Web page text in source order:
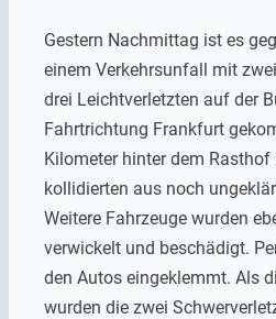
Gestern Nachmittag ist es
einem Verkehrsunfall mit
drei Leichtverletzten auf der
Fahrtrichtung Frankfurt
Kilometer hinter dem
kollidierten aus noch
Weitere Fahrzeuge wurden
verwickelt und beschädigt.
den Autos eingeklemmt. Als
wurden die zwei